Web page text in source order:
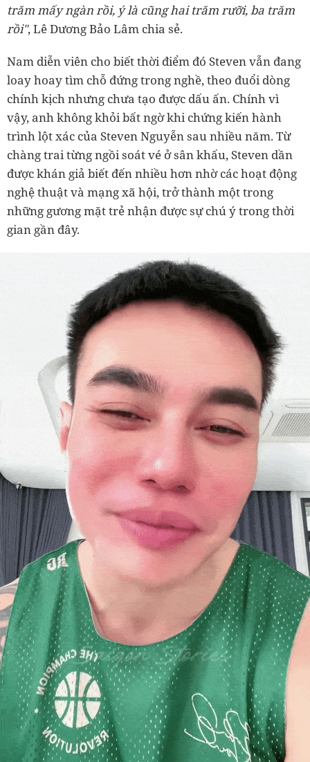
trăm mấy ngàn rồi, ý là cũng hai trăm rưỡi, ba trăm
rồi", Lê Dương Bảo Lâm chia sẻ.
Nam diễn viên cho biết thời điểm đó Steven vẫn đang
loay hoay tìm chỗ đứng trong nghề, theo đuổi dòng
chính kịch nhưng chưa tạo được dấu ấn. Chính vì
vậy, anh không khỏi bất ngờ khi chứng kiến hành
trình lột xác của Steven Nguyễn sau nhiều năm. Từ
chàng trai từng ngồi soát vé ở sân khấu, Steven dần
được khán giả biết đến nhiều hơn nhờ các hoạt động
nghệ thuật và mạng xã hội, trở thành một trong
những gương mặt trẻ nhận được sự chú ý trong thời
gian gần đây.